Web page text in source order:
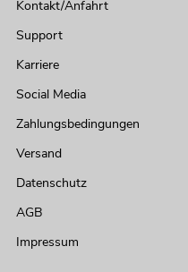
Kontakt/Anfahrt
Support
Karriere
Social Media
Zahlungsbedingungen
Versand
Datenschutz
AGB
Impressum